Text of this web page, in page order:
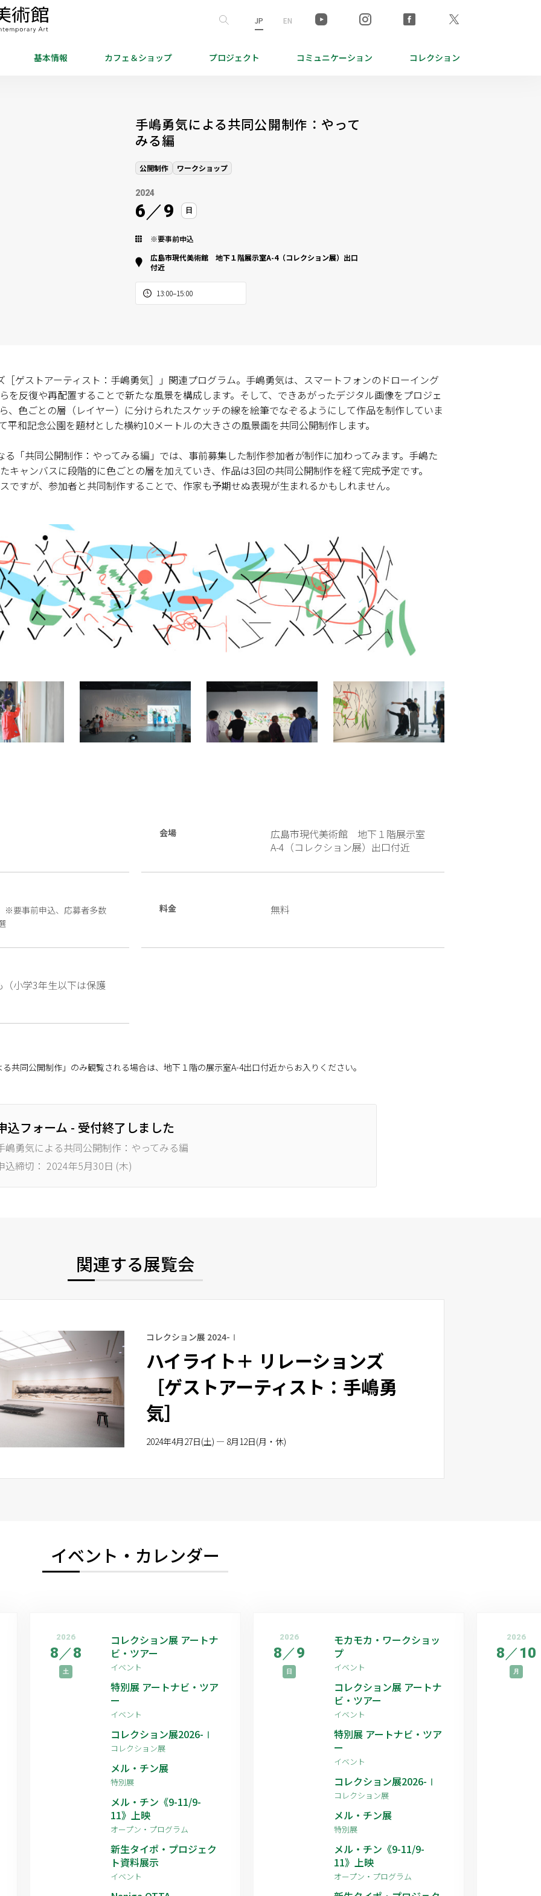
JP EN
基本情報 カフェ＆ショップ プロジェクト コミュニケーション コレクション
手嶋勇気による共同公開制作：やって
みる編
公開制作 ワークショップ
2024
6 ／9 日
※要事前申込
広島市現代美術館 地下１階展示室A-4（コレクション展）出口
付近
13:00–15:00
ゲストアーティスト：手嶋勇気］」関連プログラム。手嶋勇気は、スマートフォンのドローイング
を反復や再配置することで新たな風景を構成します。そして、できあがったデジタル画像をプロジェ
、色ごとの層（レイヤー）に分けられたスケッチの線を絵筆でなぞるようにして作品を制作していま
和記念公園を題材とした横約10メートルの大きさの風景画を共同公開制作します。
る「共同公開制作：やってみる編」では、事前募集した制作参加者が制作に加わってみます。手嶋た
キャンバスに段階的に色ごとの層を加えていき、作品は3回の共同公開制作を経て完成予定です。
ですが、参加者と共同制作することで、作家も予期せぬ表現が生まれるかもしれません。
会場
広島市現代美術館 地下１階展示室
A-4（コレクション展）出口付近
※要事前申込、応募者多数
料金 無料
（小学3年生以下は保護
共同公開制作」のみ観覧される場合は、地下１階の展示室A-4出口付近からお入りください。
込フォーム - 受付終了しました
嶋勇気による共同公開制作：やってみる編
込締切： 2024年5月30日 (木)
関連する展覧会
コレクション展 2024-Ⅰ
ハイライト＋ リレーションズ
［ゲストアーティスト：手嶋勇
気］
2024年4月27日(土) — 8月12日(月・休)
イベント・カレンダー
2026
8／8
土
コレクション展 アートナ
ビ・ツアー
イベント
特別展 アートナビ・ツア
ー
イベント
コレクション展2026-Ⅰ
コレクション展
メル・チン展
特別展
メル・チン《9-11/9-
11》上映
オープン・プログラム
新生タイポ・プロジェク
ト資料展示
イベント
2026
8／9
日
モカモカ・ワークショッ
プ
イベント
コレクション展 アートナ
ビ・ツアー
イベント
特別展 アートナビ・ツア
ー
イベント
コレクション展2026-Ⅰ
コレクション展
メル・チン展
特別展
メル・チン《9-11/9-
11》上映
オープン・プログラム
2026
8／10
月